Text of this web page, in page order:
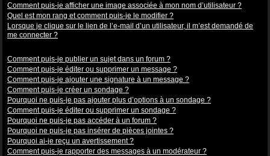
Comment puis-je afficher une image associée à mon nom d’utilisateur ?
Quel est mon rang et comment puis-je le modifier ?
Lorsque je clique sur le lien de l’e-mail d’un utilisateur, il m’est demandé de
me connecter ?
Comment puis-je publier un sujet dans un forum ?
Comment puis-je éditer ou supprimer un message ?
Comment puis-je ajouter une signature à un message ?
Comment puis-je créer un sondage ?
Pourquoi ne puis-je pas ajouter plus d’options à un sondage ?
Comment puis-je éditer ou supprimer un sondage ?
Pourquoi ne puis-je pas accéder à un forum ?
Pourquoi ne puis-je pas insérer de pièces jointes ?
Pourquoi ai-je reçu un avertissement ?
Comment puis-je rapporter des messages à un modérateur ?